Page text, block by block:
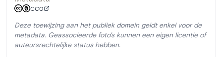
CC0
Deze toewijzing aan het publiek domein geldt enkel voor de
metadata. Geassocieerde foto's kunnen een eigen licentie of
auteursrechtelijke status hebben.